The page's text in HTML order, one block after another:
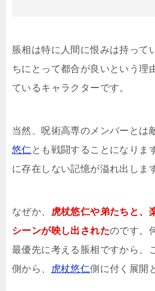
脹相は特に人間に恨みは持って
ちにとって都合が良いという理
ているキャラクターです。
当然、呪術高専のメンバーとは
悠仁 とも戦闘することになりま
に存在しない記憶が溢れ出しま
なぜか、
虎杖悠仁や弟たちと、
シーンが映し出されたのです。
最優先に考える脹相ですから、
側から、
虎杖悠仁側に付く展開